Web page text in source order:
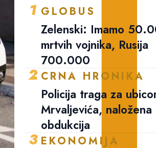
1 GLOBUS
Zelenski: Imamo
mrtvih vojnika, Rusija
700.000
2 CRNA HRONIKA
Policija traga za
Mrvaljevića, naložena
obdukcija
3 EKONOMIJA